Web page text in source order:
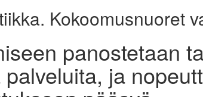
Kokoomusnuoret
panostetaan
ja